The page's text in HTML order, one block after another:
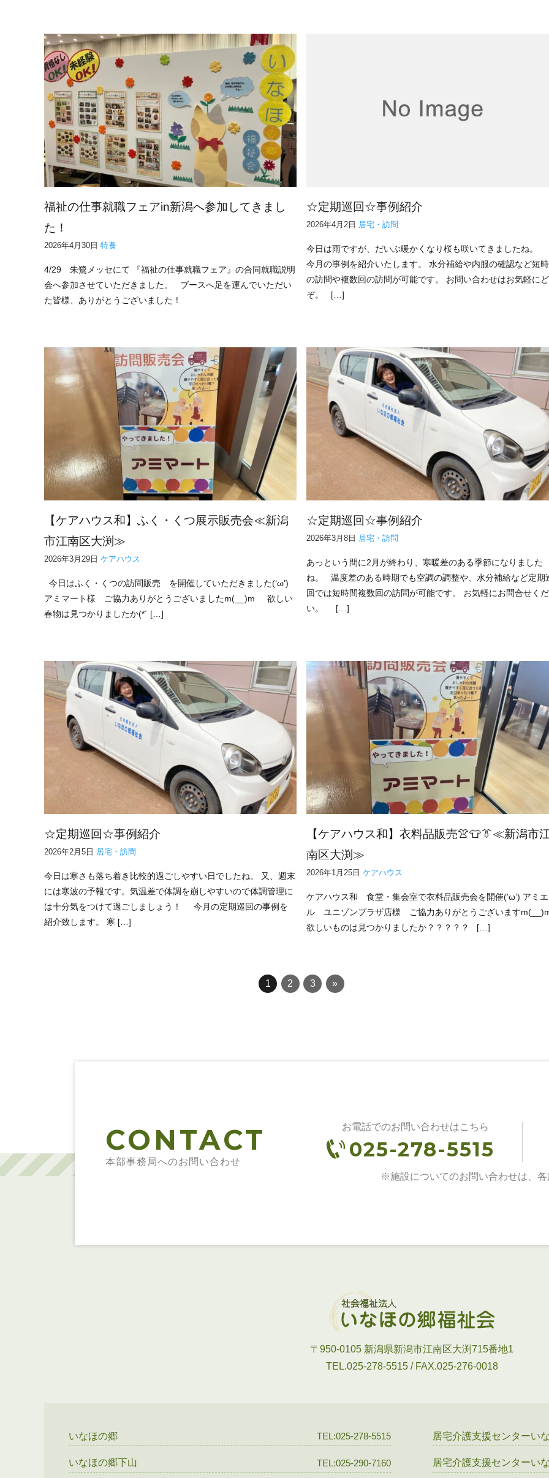
福祉の仕事就職フェアin新潟へ参加してきまし
た！
2026年4月30日 特養
4/29 朱鷺メッセにて 『福祉の仕事就職フェア』の合同就職説明
会へ参加させていただきました。 ブースへ足を運んでいただい
た皆様、ありがとうございました！
☆定期巡回☆事例紹介
2026年4月2日 居宅・訪問
今日は雨ですが、だいぶ暖かくなり桜も咲いてきましたね。
今月の事例を紹介いたします。 水分補給や内服の確認など短
の訪問や複数回の訪問が可能です。 お問い合わせはお気軽に
ぞ。 […]
【ケアハウス和】ふく・くつ展示販売会≪新潟
市江南区大渕≫
2026年3月29日 ケアハウス
今日はふく・くつの訪問販売 を開催していただきました(‘ω’)
アミマート様 ご協力ありがとうございましたm(__)m 欲しい
春物は見つかりましたか(*´ […]
☆定期巡回☆事例紹介
2026年3月8日 居宅・訪問
あっという間に2月が終わり、寒暖差のある季節になりました
ね。 温度差のある時期でも空調の調整や、水分補給など定期
回では短時間複数回の訪問が可能です。 お気軽にお問合せく
い。 […]
☆定期巡回☆事例紹介
2026年2月5日 居宅・訪問
今日は寒さも落ち着き比較的過ごしやすい日でしたね。 又、週末
には寒波の予報です。気温差で体調を崩しやすいので体調管理に
は十分気をつけて過ごしましょう！ 今月の定期巡回の事例を
紹介致します。 寒 […]
【ケアハウス和】衣料品販売👚👕👔≪新潟市
南区大渕≫
2026年1月25日ケアハウス
ケアハウス和 食堂・集会室で衣料品販売会を開催(‘ω’) アミエ
ル ユニゾンプラザ店様 ご協力ありがとうございます
欲しいものは見つかりましたか？？？？？ […]
1 2 3 »
CONTACT
本部事務局へのお問い合わせ
お電話でのお問い合わせはこちら
025-278-5515
※施設についてのお問い合わせは、
〒950-0105 新潟県新潟市江南区大渕715番地1
TEL.025-278-5515 / FAX.025-276-0018
いなほの郷 TEL:025-278-5515
いなほの郷下山 TEL:025-290-7160
居宅介護支援センターい
居宅介護支援センターい